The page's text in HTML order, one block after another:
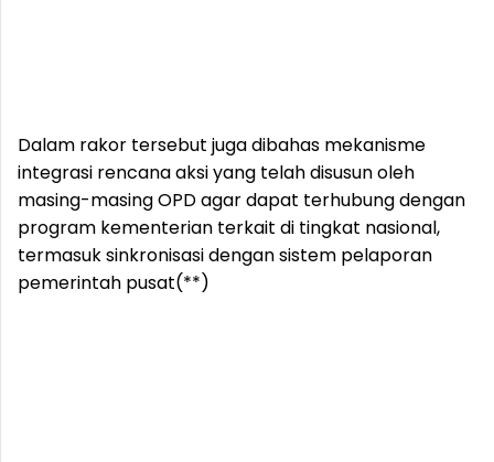
Dalam rakor tersebut juga dibahas mekanisme
integrasi rencana aksi yang telah disusun oleh
masing-masing OPD agar dapat terhubung dengan
program kementerian terkait di tingkat nasional,
termasuk sinkronisasi dengan sistem pelaporan
pemerintah pusat(**)